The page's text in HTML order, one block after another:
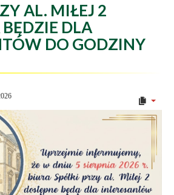
AL. MIŁEJ 2
DLA
DO GODZINY